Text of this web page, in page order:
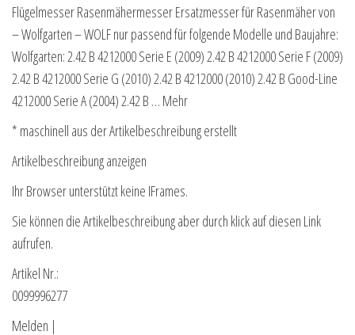
Flügelmesser Rasenmähermesser Ersatzmesser für Rasenmäher von
– Wolfgarten – WOLF nur passend für folgende Modelle und Baujahre:
Wolfgarten: 2.42 B 4212000 Serie E (2009) 2.42 B 4212000 Serie F (2009)
2.42 B 4212000 Serie G (2010) 2.42 B 4212000 (2010) 2.42 B Good-Line
4212000 Serie A (2004) 2.42 B … Mehr
* maschinell aus der Artikelbeschreibung erstellt
Artikelbeschreibung anzeigen
Ihr Browser unterstützt keine IFrames.
Sie können die Artikelbeschreibung aber durch klick auf diesen Link
aufrufen.
Artikel Nr.:
0099996277
Melden |